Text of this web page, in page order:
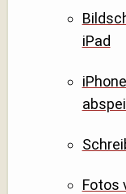
iPad
Fotos